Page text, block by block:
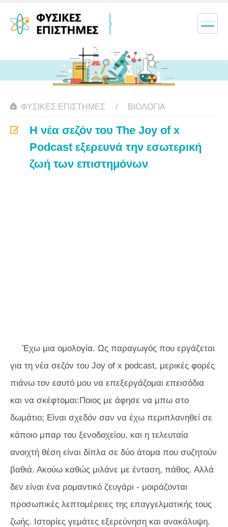
ΦΥΣΙΚΈΣ ΕΠΙΣΤΉΜΕΣ ΒΙΟΛΟΓΊΑ
Η νέα σεζόν του The Joy of x
Podcast εξερευνά την εσωτερική
ζωή των επιστημόνων
Έχω μια ομολογία. Ως παραγωγός που εργάζεται
για τη νέα σεζόν του Joy of x podcast, μερικές φορές
πιάνω τον εαυτό μου να επεξεργάζομαι επεισόδια
και να σκέφτομαι:Ποιος με άφησε να μπω στο
δωμάτιο; Είναι σχεδόν σαν να έχω περιπλανηθεί σε
κάποιο μπαρ του ξενοδοχείου, και η τελευταία
ανοιχτή θέση είναι δίπλα σε δύο άτομα που συζητούν
βαθιά. Ακούω καθώς μιλάνε με ένταση, πάθος. Αλλά
δεν είναι ένα ρομαντικό ζευγάρι - μοιράζονται
προσωπικές λεπτομέρειες της επαγγελματικής τους
ζωής. Ιστορίες γεμάτες εξερεύνηση και ανακάλυψη.